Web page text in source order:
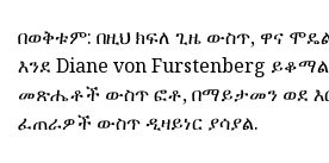
በወቅቱም: በዚህ ክፍለ ጊዜ ውስጥ, ዋና
እንደ Diane von Furstenberg
መጽሔቶች ውስጥ ፎቶ, በማይታመን ወደ
ፈጠራዎች ውስጥ ዲዛይነር ያሳያል.